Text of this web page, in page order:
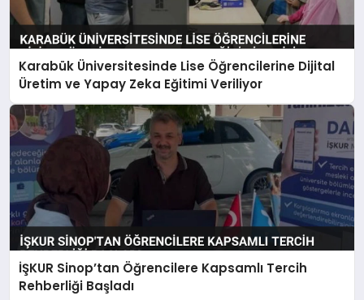
Karabük Üniversitesinde Lise Öğrencilerine Dijital
Üretim ve Yapay Zeka Eğitimi Veriliyor
İŞKUR Sinop’tan Öğrencilere Kapsamlı Tercih
Rehberliği Başladı